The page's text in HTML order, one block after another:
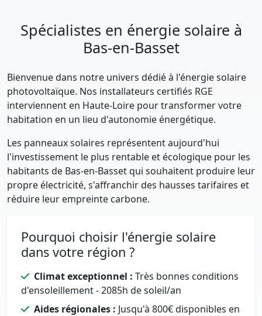
Spécialistes en énergie solaire à
Bas-en-Basset
Bienvenue dans notre univers dédié à l'énergie solaire
photovoltaïque. Nos installateurs certifiés RGE
interviennent en Haute-Loire pour transformer votre
habitation en un lieu d'autonomie énergétique.
Les panneaux solaires représentent aujourd'hui
l'investissement le plus rentable et écologique pour les
habitants de Bas-en-Basset qui souhaitent produire leur
propre électricité, s'affranchir des hausses tarifaires et
réduire leur empreinte carbone.
Pourquoi choisir l'énergie solaire
dans votre région ?
Climat exceptionnel : Très bonnes conditions
d'ensoleillement - 2085h de soleil/an
Aides régionales : Jusqu'à 800€ disponibles en